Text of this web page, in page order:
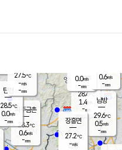
양주
28.6℃
1.4
-mm
파주금촌
28.3℃
0.6m/s
-mm
탄현
28.5℃
0.0m/s
-mm
은평
남방
29.6℃
0.5m/s
-mm
장흥면
27.2℃
-m/s
0.0m/s
-mm
27.5℃
-m/s
-mm
0.6m/s
-mm